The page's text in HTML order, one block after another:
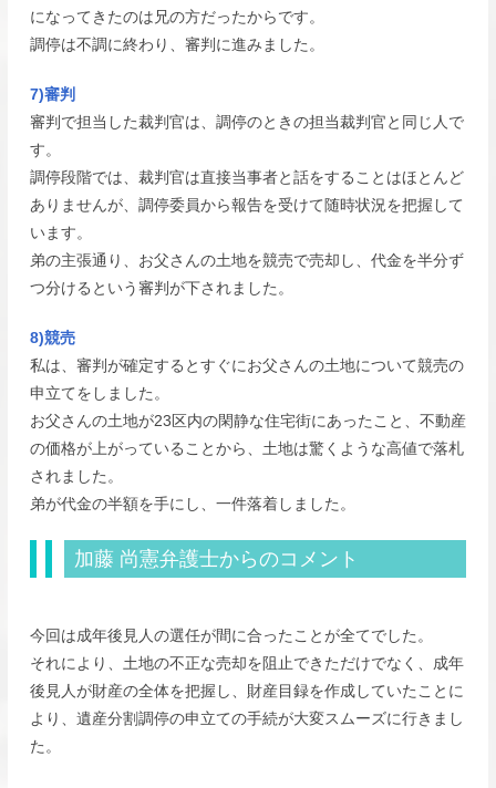
になってきたのは兄の方だったからです。
調停は不調に終わり、審判に進みました。
7)審判
審判で担当した裁判官は、調停のときの担当裁判官と同じ人で
す。
調停段階では、裁判官は直接当事者と話をすることはほとんど
ありませんが、調停委員から報告を受けて随時状況を把握して
います。
弟の主張通り、お父さんの土地を競売で売却し、代金を半分ず
つ分けるという審判が下されました。
8)競売
私は、審判が確定するとすぐにお父さんの土地について競売の
申立てをしました。
お父さんの土地が23区内の閑静な住宅街にあったこと、不動産
の価格が上がっていることから、土地は驚くような高値で落札
されました。
弟が代金の半額を手にし、一件落着しました。
加藤 尚憲弁護士からのコメント
今回は成年後見人の選任が間に合ったことが全てでした。
それにより、土地の不正な売却を阻止できただけでなく、成年
後見人が財産の全体を把握し、財産目録を作成していたことに
より、遺産分割調停の申立ての手続が大変スムーズに行きまし
た。